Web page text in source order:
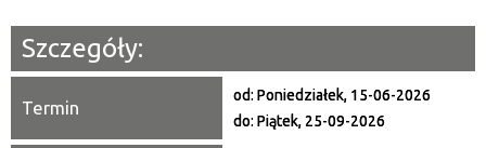
Promowane
Szczegóły:
Termin
od: Poniedziałek, 15-06-2026
do: Piątek, 25-09-2026